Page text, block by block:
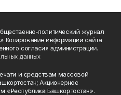
политический журнал
Копирование информации сайта
согласия администрации.
данных
и средствам массовой
Акционерное
«Республика Башкортостан».